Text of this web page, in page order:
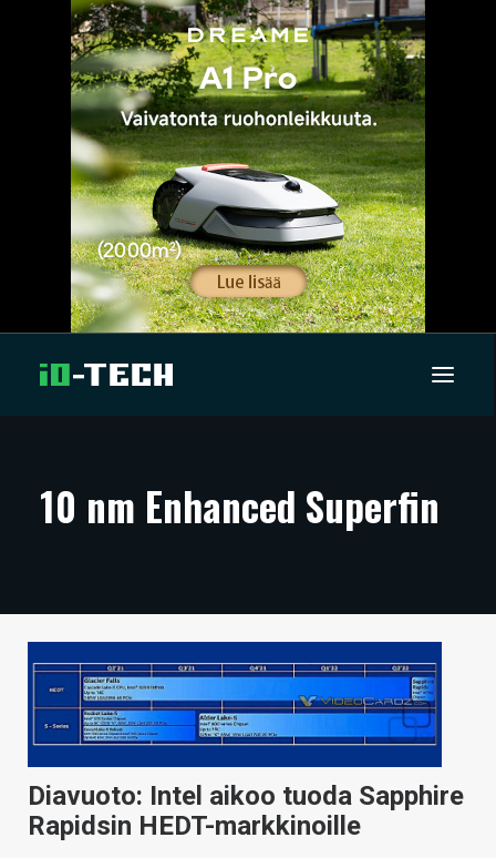
ARTIKKELIT
TECHBBS
TIETOA
HINTA.FI
VAIHDA TEEMA
10 nm Enhanced Superfin
Diavuoto: Intel aikoo tuoda Sapphire
Rapidsin HEDT-markkinoille